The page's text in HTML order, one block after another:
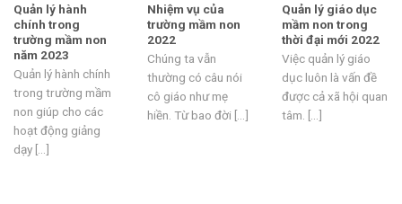
Quản lý hành
chính trong
trường mầm non
năm 2023
Quản lý hành chính
trong trường mầm
non giúp cho các
hoạt động giảng
dạy [...]
Nhiệm vụ của
trường mầm non
2022
Chúng ta vẫn
thường có câu nói
cô giáo như mẹ
hiền. Từ bao đời [...]
Quản lý giáo dục
mầm non trong
thời đại mới 2022
Việc quản lý giáo
dục luôn là vấn đề
được cả xã hội quan
tâm. [...]